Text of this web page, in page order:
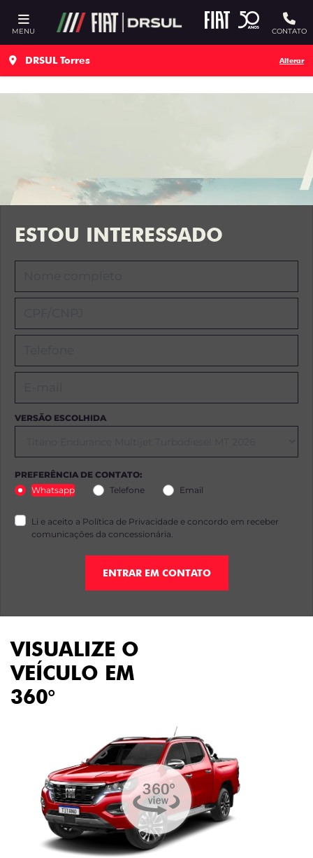
Ativar a compatibilidade com o leitor de tela
MENU CONTATO
DRSUL Torres Alterar
ESTOU INTERESSADO
VERSÃO ESCOLHIDA
PREFERÊNCIA DE CONTATO:
Whatsapp
Telefone Email
Li e aceito a Política de Privacidade e concordo em receber
comunicações da concessionária.
ENTRAR EM CONTATO
VISUALIZE O
VEÍCULO EM
360°